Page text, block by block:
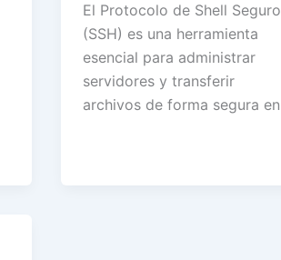
El Protocolo de Shell Seguro
(SSH) es una herramienta
esencial para administrar
servidores y transferir
archivos de forma segura en